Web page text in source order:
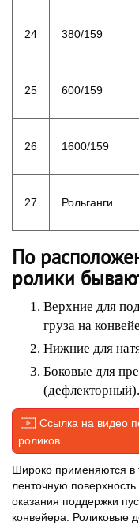
24 380/159
25 600/159
26 1600/159
27 Рольганги
По
ролики
Верхние для
груза на
Нижние для
Боковые для
(дефлекторный).
Ссылка на видео
роликов
Широко применяются в
ленточную
оказания поддержки
конвейера. Роликовые